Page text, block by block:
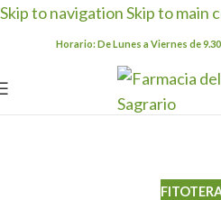
Skip to navigationSkip to main
Horario: De Lunes a Viernes de